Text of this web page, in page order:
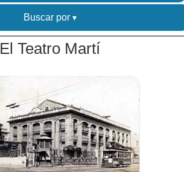
Buscar por
El Teatro Martí